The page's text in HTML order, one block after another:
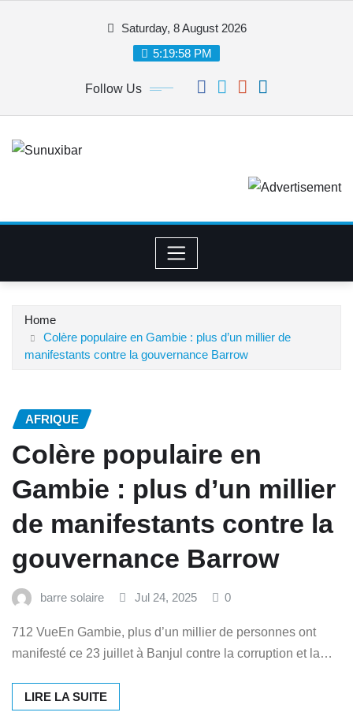
Saturday, 8 August 2026
5:19:58 PM
Follow Us
Home
Colère populaire en Gambie : plus d’un millier de
manifestants contre la gouvernance Barrow
AFRIQUE
Colère populaire en
Gambie : plus d’un millier
de manifestants contre la
gouvernance Barrow
barre solaire Jul 24, 2025 0
712 VueEn Gambie, plus d’un millier de personnes ont
manifesté ce 23 juillet à Banjul contre la corruption et la…
LIRE LA SUITE